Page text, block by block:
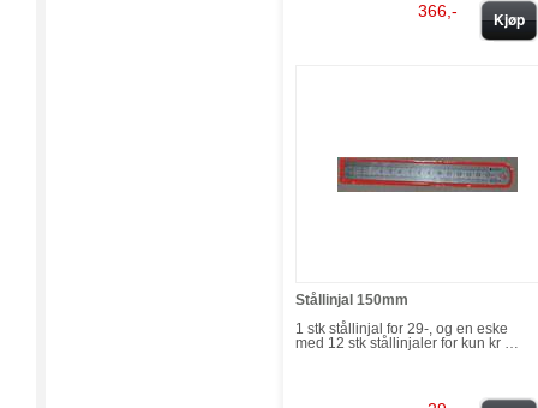
366,- Kjøp
Stållinjal 150mm
1 stk stållinjal for 29-, og en eske
med 12 stk stållinjaler for kun kr …